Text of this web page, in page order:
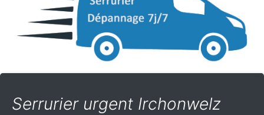
Serrurier urgent Irchonwelz